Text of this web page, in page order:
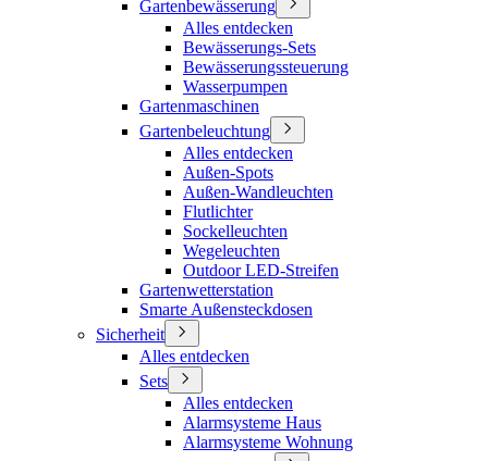
Gartenbewässerung
Alles entdecken
Bewässerungs-Sets
Bewässerungssteuerung
Wasserpumpen
Gartenmaschinen
Gartenbeleuchtung
Alles entdecken
Außen-Spots
Außen-Wandleuchten
Flutlichter
Sockelleuchten
Wegeleuchten
Outdoor LED-Streifen
Gartenwetterstation
Smarte Außensteckdosen
Sicherheit
Alles entdecken
Sets
Alles entdecken
Alarmsysteme Haus
Alarmsysteme Wohnung